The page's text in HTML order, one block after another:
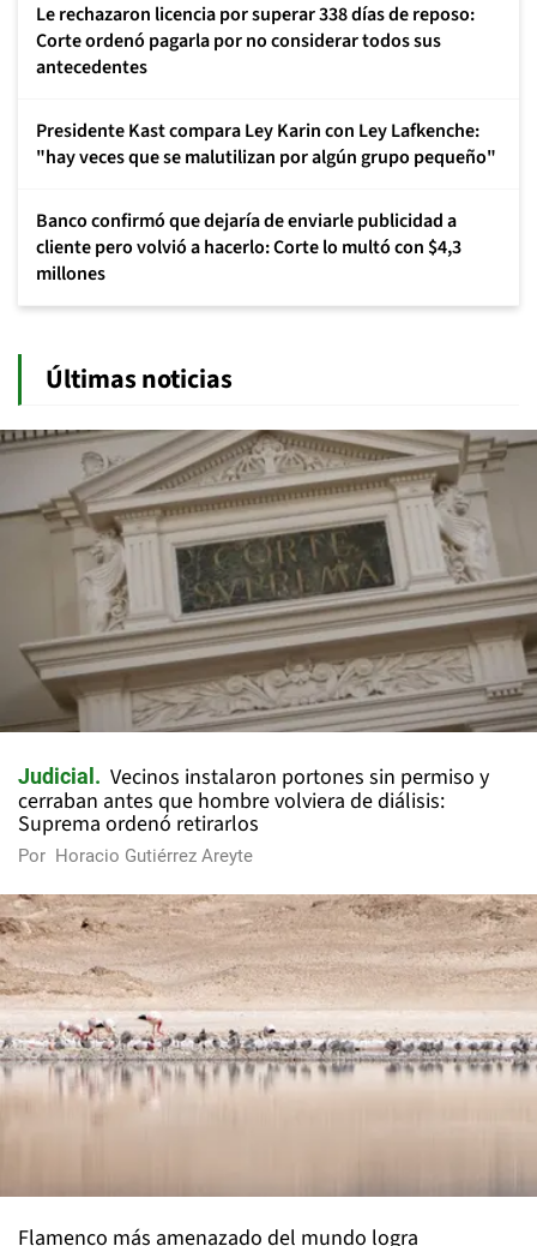
Le rechazaron licencia por superar 338 días de reposo:
Corte ordenó pagarla por no considerar todos sus
antecedentes
Presidente Kast compara Ley Karin con Ley Lafkenche:
"hay veces que se malutilizan por algún grupo pequeño"
Banco confirmó que dejaría de enviarle publicidad a
cliente pero volvió a hacerlo: Corte lo multó con $4,3
millones
Últimas noticias
Judicial
Vecinos instalaron portones sin permiso y
cerraban antes que hombre volviera de diálisis:
Suprema ordenó retirarlos
Por Horacio Gutiérrez Areyte
Flamenco más amenazado del mundo logra